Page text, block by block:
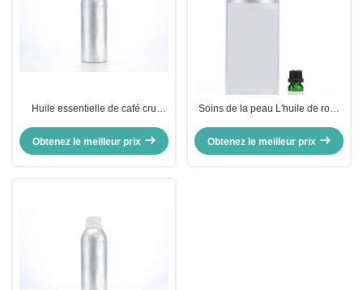
Huile essentielle de café cru
graines de café CAS 8001-67-0
Obtenez le meilleur prix
Soins de la peau L'huile de rose
pour l'aromathérapie
Obtenez le meilleur prix